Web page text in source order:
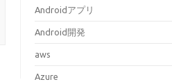
Androidアプリ
Android開発
aws
Azure